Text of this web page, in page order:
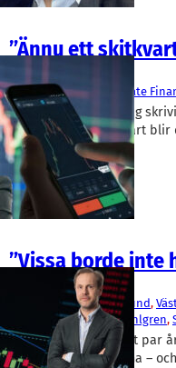
”Ännu ett
Västra Hamnen Corporate
”Det känns som att jag
är det dåligt men snart blir
”Vissa borde inte
Finans/Riskkapital
Aktiespararna, I Love Lund,
Björn Englund, Oscar Ahlgren,
I noteringsyran för ett par
var redo in på listorna –